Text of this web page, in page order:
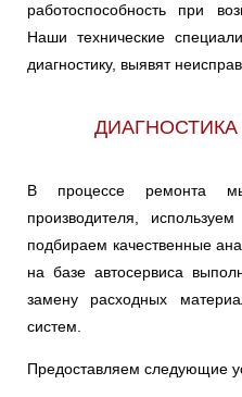
Ульяновск
Череповец
Ярославль
работоспособность при
Наши технические
диагностику, выявят
В процессе ремонта
производителя,
подбираем качественные
на базе автосервиса
замену расходных
систем.
Предоставляем следующие